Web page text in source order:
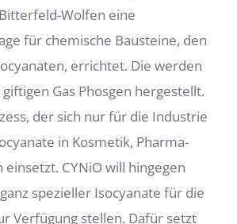
Wolfen eine
für chemische Bausteine, den
errichtet. Die werden
Gas Phosgen hergestellt.
der sich nur für die Industrie
in Kosmetik, Pharma-
CYNiO will hingegen
spezieller Isocyanate für die
Verfügung stellen. Dafür setzt